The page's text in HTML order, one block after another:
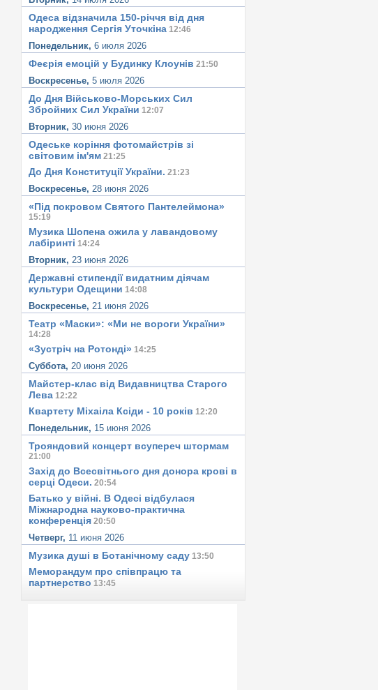
Одеса відзначила 150-річчя від дня
народження Сергія Уточкіна 12:46
Понедельник, 6 июля 2026
Феєрія емоцій у Будинку Клоунів 21:50
Воскресенье, 5 июля 2026
До Дня Військово-Морських Сил
Збройних Сил України 12:07
Вторник, 30 июня 2026
Одеське корiння фотомайстрiв зі
світовим iм'ям 21:25
До Дня Конституцiї України. 21:23
Воскресенье, 28 июня 2026
«Під покровом Святого Пантелеймона»
15:19
Музика Шопена ожила у лавандовому
лабіринтi 14:24
Вторник, 23 июня 2026
Державні стипендії видатним діячам
культури Одещини 14:08
Воскресенье, 21 июня 2026
Театр «Маски»: «Ми не вороги України»
14:28
«Зустріч на Ротонді» 14:25
Суббота, 20 июня 2026
Майстер-клас від Видавництва Старого
Лева 12:22
Квартету Міхаіла Ксіди - 10 років 12:20
Понедельник, 15 июня 2026
Трояндовий концерт всупереч штормам
21:00
Захід до Всесвітнього дня донора крові в
серці Одеси. 20:54
Батько у вiйнi. В Одесi вiдбулася
Міжнародна науково-практична
конференція 20:50
Четверг, 11 июня 2026
Музика душi в Ботанiчному саду 13:50
Меморандум про співпрацю та
партнерство 13:45